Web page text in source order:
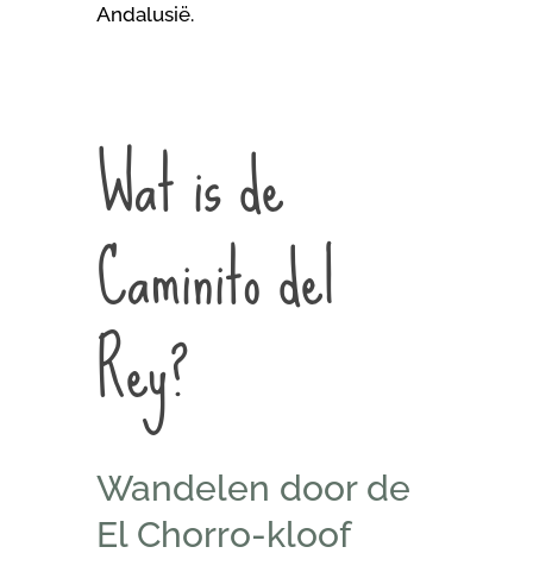
Andalusië.
Wat is de
Caminito del
Rey?
Wandelen door de
El Chorro-kloof